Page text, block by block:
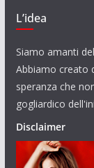
L’idea
Siamo amanti
Abbiamo creato
speranza che
gogliardico
Disclaimer